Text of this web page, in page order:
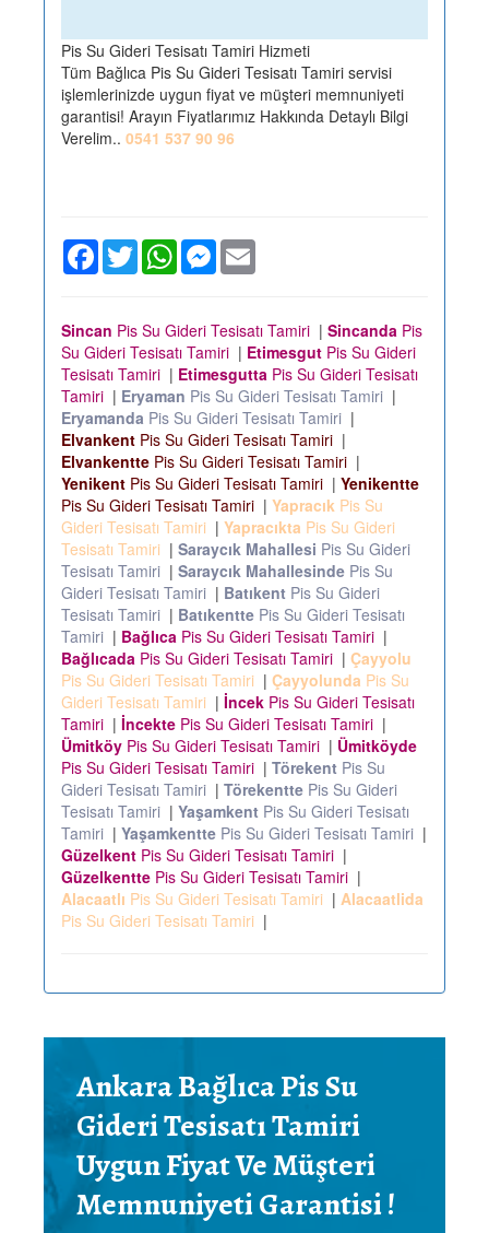
Pis Su Gideri Tesisatı Tamiri Hizmeti
Tüm Bağlıca Pis Su Gideri Tesisatı Tamiri servisi
işlemlerinizde uygun fiyat ve müşteri memnuniyeti
garantisi! Arayın Fiyatlarımız Hakkında Detaylı Bilgi
Verelim.. 0541 537 90 96
Facebook
TwitterWhatsAppMessenger
Sincan Pis Su Gideri Tesisatı Tamiri | Sincanda Pis
Su Gideri Tesisatı Tamiri | Etimesgut Pis Su Gideri
Tesisatı Tamiri | Etimesgutta Pis Su Gideri Tesisatı
Tamiri | Eryaman Pis Su Gideri Tesisatı Tamiri |
Eryamanda Pis Su Gideri Tesisatı Tamiri |
Elvankent Pis Su Gideri Tesisatı Tamiri |
Elvankentte Pis Su Gideri Tesisatı Tamiri |
Yenikent Pis Su Gideri Tesisatı Tamiri | Yenikentte
Pis Su Gideri Tesisatı Tamiri | Yapracık Pis Su
Gideri Tesisatı Tamiri | Yapracıkta Pis Su Gideri
Tesisatı Tamiri | Saraycık Mahallesi Pis Su Gideri
Tesisatı Tamiri | Saraycık Mahallesinde Pis Su
Gideri Tesisatı Tamiri | Batıkent Pis Su Gideri
Tesisatı Tamiri | Batıkentte Pis Su Gideri Tesisatı
Tamiri | Bağlıca Pis Su Gideri Tesisatı Tamiri |
Bağlıcada Pis Su Gideri Tesisatı Tamiri | Çayyolu
Pis Su Gideri Tesisatı Tamiri | Çayyolunda Pis Su
Gideri Tesisatı Tamiri | İncek Pis Su Gideri Tesisatı
Tamiri | İncekte Pis Su Gideri Tesisatı Tamiri |
Ümitköy Pis Su Gideri Tesisatı Tamiri | Ümitköyde
Pis Su Gideri Tesisatı Tamiri | Törekent Pis Su
Gideri Tesisatı Tamiri | Törekentte Pis Su Gideri
Tesisatı Tamiri | Yaşamkent Pis Su Gideri Tesisatı
Tamiri | Yaşamkentte Pis Su Gideri Tesisatı Tamiri |
Güzelkent Pis Su Gideri Tesisatı Tamiri |
Güzelkentte Pis Su Gideri Tesisatı Tamiri |
Alacaatlı Pis Su Gideri Tesisatı Tamiri | Alacaatlida
Pis Su Gideri Tesisatı Tamiri |
Ankara Bağlıca Pis Su
Gideri Tesisatı Tamiri
Uygun Fiyat Ve Müşteri
Memnuniyeti Garantisi !